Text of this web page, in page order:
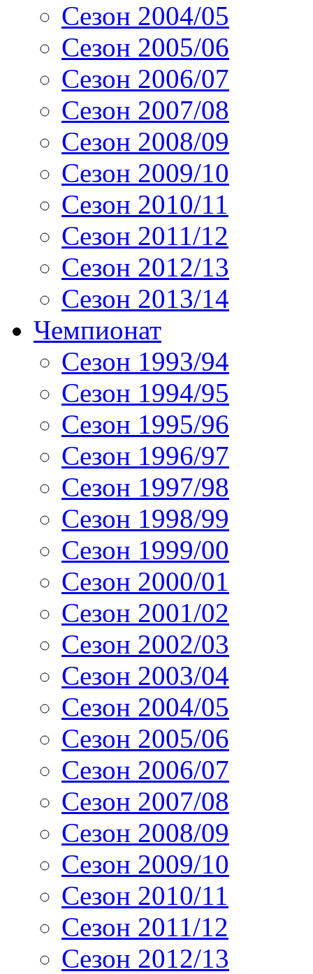
Сезон 2004/05
Сезон 2005/06
Сезон 2006/07
Сезон 2007/08
Сезон 2008/09
Сезон 2009/10
Сезон 2010/11
Сезон 2011/12
Сезон 2012/13
Сезон 2013/14
Чемпионат
Сезон 1993/94
Сезон 1994/95
Сезон 1995/96
Сезон 1996/97
Сезон 1997/98
Сезон 1998/99
Сезон 1999/00
Сезон 2000/01
Сезон 2001/02
Сезон 2002/03
Сезон 2003/04
Сезон 2004/05
Сезон 2005/06
Сезон 2006/07
Сезон 2007/08
Сезон 2008/09
Сезон 2009/10
Сезон 2010/11
Сезон 2011/12
Сезон 2012/13